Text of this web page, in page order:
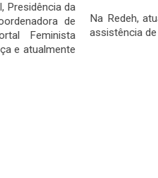
produção de conteúdo e